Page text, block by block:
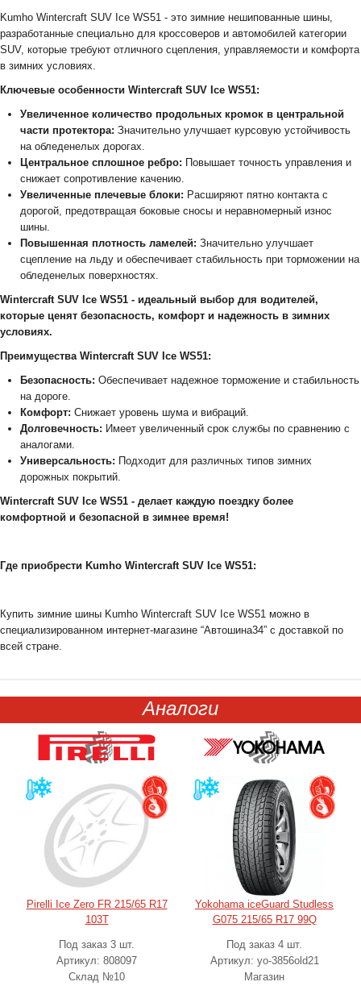
Kumho Wintercraft SUV Ice WS51 - это зимние нешипованные шины,
разработанные специально для кроссоверов и автомобилей категории
SUV, которые требуют отличного сцепления, управляемости и комфорта
в зимних условиях.
Ключевые особенности Wintercraft SUV Ice WS51:
Увеличенное количество продольных кромок в центральной
части протектора: Значительно улучшает курсовую устойчивость
на обледенелых дорогах.
Центральное сплошное ребро: Повышает точность управления и
снижает сопротивление качению.
Увеличенные плечевые блоки: Расширяют пятно контакта с
дорогой, предотвращая боковые сносы и неравномерный износ
шины.
Повышенная плотность ламелей: Значительно улучшает
сцепление на льду и обеспечивает стабильность при торможении на
обледенелых поверхностях.
Wintercraft SUV Ice WS51 - идеальный выбор для водителей,
которые ценят безопасность, комфорт и надежность в зимних
условиях.
Преимущества Wintercraft SUV Ice WS51:
Безопасность: Обеспечивает надежное торможение и стабильность
на дороге.
Комфорт: Снижает уровень шума и вибраций.
Долговечность: Имеет увеличенный срок службы по сравнению с
аналогами.
Универсальность: Подходит для различных типов зимних
дорожных покрытий.
Wintercraft SUV Ice WS51 - делает каждую поездку более
комфортной и безопасной в зимнее время!
Где приобрести Kumho Wintercraft SUV Ice WS51:
Купить зимние шины Kumho Wintercraft SUV Ice WS51 можно в
специализированном интернет-магазине “Автошина34” с доставкой по
всей стране.
Аналоги
Pirelli Ice Zero FR 215/65 R17
103T
Под заказ 3 шт.
Артикул: 808097
Склад №10
Yokohama iceGuard Studless
G075 215/65 R17 99Q
Под заказ 4 шт.
Артикул: yo-3856old21
Магазин